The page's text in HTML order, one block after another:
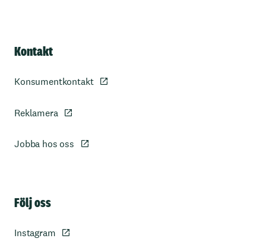
Kontakt
Konsumentkontakt
Reklamera
Jobba hos oss
Följ oss
Instagram